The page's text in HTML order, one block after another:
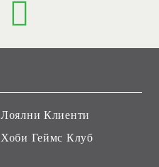
Лоялни Клиенти
Хоби Геймс Клуб